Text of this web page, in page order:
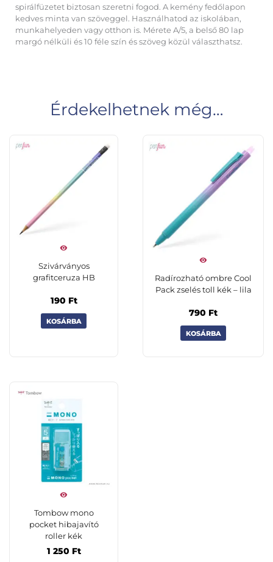
spirálfüzetet biztosan szeretni fogod. A kemény fedőlapon
kedves minta van szöveggel. Használhatod az iskolában,
munkahelyeden vagy otthon is. Mérete A/5, a belső 80 lap
margó nélküli és 10 féle szín és szöveg közül választhatsz.
Érdekelhetnek még…
Szivárványos
grafitceruza HB
190 Ft
KOSÁRBA
Radírozható ombre Cool
Pack zselés toll kék – lila
790 Ft
KOSÁRBA
Tombow mono
pocket hibajavító
roller kék
1 250 Ft